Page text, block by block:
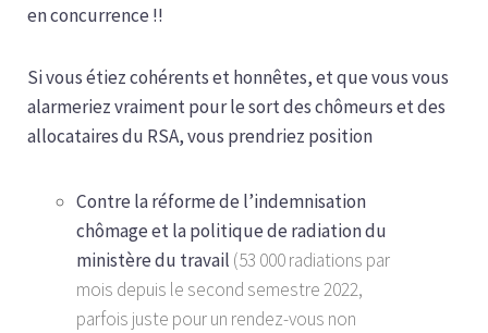
en concurrence !!
Si vous étiez cohérents et honnêtes, et que vous vous
alarmeriez vraiment pour le sort des chômeurs et des
allocataires du RSA, vous prendriez position
Contre la réforme de l’indemnisation
chômage et la politique de radiation du
ministère du travail (53 000 radiations par
mois depuis le second semestre 2022,
parfois juste pour un rendez-vous non